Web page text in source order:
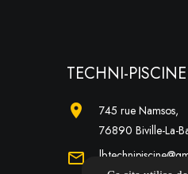
TECHNI-PISCINE
location_on
745 rue Namsos,
76890 Biville-La-
mail_outline